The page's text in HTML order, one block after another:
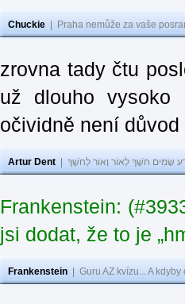
Chuckie Praha nemůže za vaše
zrovna tady čtu
už dlouho
očividně není
Artur Dent שָׂמִים חֹשֶׁךְ לְאוֹר וְאוֹר לְחֹשֶׁךְ
Frankenstein:
jsi dodat, že to je
Frankenstein Guru AZ kvízu... A